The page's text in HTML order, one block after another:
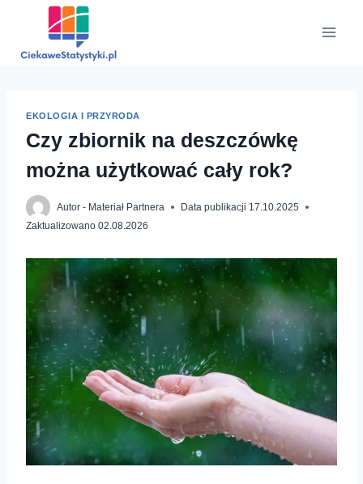
EKOLOGIA I PRZYRODA
Czy zbiornik na deszczówkę
można użytkować cały rok?
Autor - Materiał Partnera Data publikacji 17.10.2025
Zaktualizowano 02.08.2026